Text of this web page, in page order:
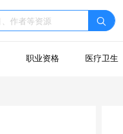
职业资格 医疗卫生